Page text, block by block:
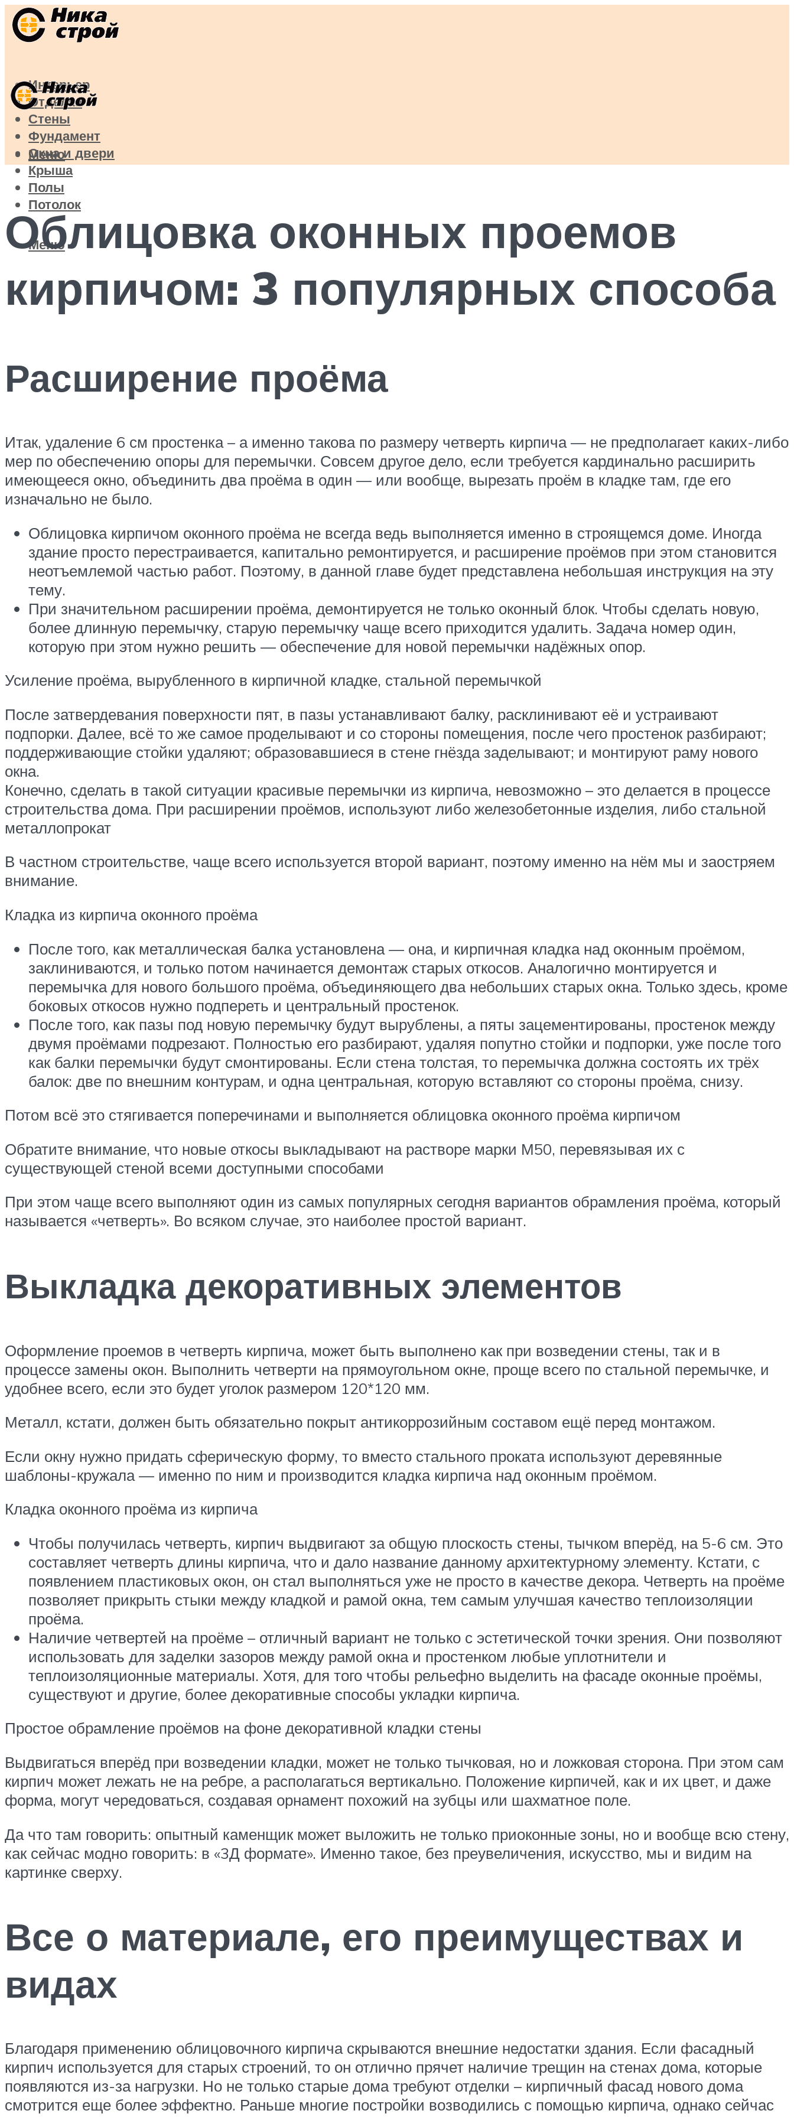
Интерьер
Отделка
Стены
Фундамент
Окна и двери
Крыша
Полы
Потолок
Меню
Меню
Облицовка оконных проемов
кирпичом: 3 популярных способа
Расширение проёма
Итак, удаление 6 см простенка – а именно такова по размеру четверть кирпича — не предполагает каких-либо
мер по обеспечению опоры для перемычки. Совсем другое дело, если требуется кардинально расширить
имеющееся окно, объединить два проёма в один — или вообще, вырезать проём в кладке там, где его
изначально не было.
Облицовка кирпичом оконного проёма не всегда ведь выполняется именно в строящемся доме. Иногда
здание просто перестраивается, капитально ремонтируется, и расширение проёмов при этом становится
неотъемлемой частью работ. Поэтому, в данной главе будет представлена небольшая инструкция на эту
тему.
При значительном расширении проёма, демонтируется не только оконный блок. Чтобы сделать новую,
более длинную перемычку, старую перемычку чаще всего приходится удалить. Задача номер один,
которую при этом нужно решить — обеспечение для новой перемычки надёжных опор.
Усиление проёма, вырубленного в кирпичной кладке, стальной перемычкой
После затвердевания поверхности пят, в пазы устанавливают балку, расклинивают её и устраивают
подпорки. Далее, всё то же самое проделывают и со стороны помещения, после чего простенок разбирают;
поддерживающие стойки удаляют; образовавшиеся в стене гнёзда заделывают; и монтируют раму нового
окна.
Конечно, сделать в такой ситуации красивые перемычки из кирпича, невозможно – это делается в процессе
строительства дома. При расширении проёмов, используют либо железобетонные изделия, либо стальной
металлопрокат
В частном строительстве, чаще всего используется второй вариант, поэтому именно на нём мы и заостряем
внимание.
Кладка из кирпича оконного проёма
После того, как металлическая балка установлена — она, и кирпичная кладка над оконным проёмом,
заклиниваются, и только потом начинается демонтаж старых откосов. Аналогично монтируется и
перемычка для нового большого проёма, объединяющего два небольших старых окна. Только здесь, кроме
боковых откосов нужно подпереть и центральный простенок.
После того, как пазы под новую перемычку будут вырублены, а пяты зацементированы, простенок между
двумя проёмами подрезают. Полностью его разбирают, удаляя попутно стойки и подпорки, уже после того
как балки перемычки будут смонтированы. Если стена толстая, то перемычка должна состоять их трёх
балок: две по внешним контурам, и одна центральная, которую вставляют со стороны проёма, снизу.
Потом всё это стягивается поперечинами и выполняется облицовка оконного проёма кирпичом
Обратите внимание, что новые откосы выкладывают на растворе марки М50, перевязывая их с
существующей стеной всеми доступными способами
При этом чаще всего выполняют один из самых популярных сегодня вариантов обрамления проёма, который
называется «четверть». Во всяком случае, это наиболее простой вариант.
Выкладка декоративных элементов
Оформление проемов в четверть кирпича, может быть выполнено как при возведении стены, так и в
процессе замены окон. Выполнить четверти на прямоугольном окне, проще всего по стальной перемычке, и
удобнее всего, если это будет уголок размером 120*120 мм.
Металл, кстати, должен быть обязательно покрыт антикоррозийным составом ещё перед монтажом.
Если окну нужно придать сферическую форму, то вместо стального проката используют деревянные
шаблоны-кружала — именно по ним и производится кладка кирпича над оконным проёмом.
Кладка оконного проёма из кирпича
Чтобы получилась четверть, кирпич выдвигают за общую плоскость стены, тычком вперёд, на 5-6 см. Это
составляет четверть длины кирпича, что и дало название данному архитектурному элементу. Кстати, с
появлением пластиковых окон, он стал выполняться уже не просто в качестве декора. Четверть на проёме
позволяет прикрыть стыки между кладкой и рамой окна, тем самым улучшая качество теплоизоляции
проёма.
Наличие четвертей на проёме – отличный вариант не только с эстетической точки зрения. Они позволяют
использовать для заделки зазоров между рамой окна и простенком любые уплотнители и
теплоизоляционные материалы. Хотя, для того чтобы рельефно выделить на фасаде оконные проёмы,
существуют и другие, более декоративные способы укладки кирпича.
Простое обрамление проёмов на фоне декоративной кладки стены
Выдвигаться вперёд при возведении кладки, может не только тычковая, но и ложковая сторона. При этом сам
кирпич может лежать не на ребре, а располагаться вертикально. Положение кирпичей, как и их цвет, и даже
форма, могут чередоваться, создавая орнамент похожий на зубцы или шахматное поле.
Да что там говорить: опытный каменщик может выложить не только приоконные зоны, но и вообще всю стену,
как сейчас модно говорить: в «3Д формате». Именно такое, без преувеличения, искусство, мы и видим на
картинке сверху.
Все о материале, его преимуществах и
видах
Благодаря применению облицовочного кирпича скрываются внешние недостатки здания. Если фасадный
кирпич используется для старых строений, то он отлично прячет наличие трещин на стенах дома, которые
появляются из-за нагрузки. Но не только старые дома требуют отделки – кирпичный фасад нового дома
смотрится еще более эффектно. Раньше многие постройки возводились с помощью кирпича, однако сейчас